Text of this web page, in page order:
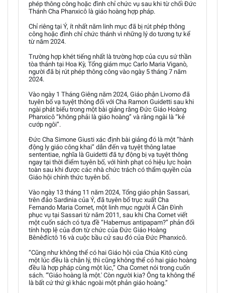
phép thông công hoặc đình chỉ chức vụ sau khi từ chối Đức
Thánh Cha Phanxicô là giáo hoàng hợp pháp.
Chỉ riêng tại Ý, ít nhất năm linh mục đã bị rút phép thông
công hoặc đình chỉ chức thánh vì những lý do tương tự kể
từ năm 2024.
Trường hợp khét tiếng nhất là trường hợp của cựu sứ thần
tòa thánh tại Hoa Kỳ, Tổng giám mục Carlo Maria Viganò,
người đã bị rút phép thông công vào ngày 5 tháng 7 năm
2024.
Vào ngày 1 Tháng Giêng năm 2024, Giáo phận Livorno đã
tuyên bố vạ tuyệt thông đối với Cha Ramon Guidetti sau khi
ngài phát biểu trong một bài giảng rằng Đức Giáo Hoàng
Phanxicô “không phải là giáo hoàng” và rằng ngài là “kẻ
cướp ngôi”.
Đức Cha Simone Giusti xác định bài giảng đó là một “hành
động ly giáo công khai” dẫn đến vạ tuyệt thông latae
sententiae, nghĩa là Guidetti đã tự động bị vạ tuyệt thông
ngay tại thời điểm tuyên bố, với hình phạt có hiệu lực hoàn
toàn sau khi được các nhà chức trách có thẩm quyền của
Giáo hội chính thức tuyên bố.
Vào ngày 13 tháng 11 năm 2024, Tổng giáo phận Sassari,
trên đảo Sardinia của Ý, đã tuyên bố trục xuất Cha
Fernando Maria Cornet, một linh mục người Á Căn Đình
phục vụ tại Sassari từ năm 2011, sau khi Cha Cornet viết
một cuốn sách có tựa đề “Habemus antipapam?” phản đối
tính hợp lệ của đơn từ chức của Đức Giáo Hoàng
Bênêđíctô 16 và cuộc bầu cử sau đó của Đức Phanxicô.
“Cũng như không thể có hai Giáo hội của Chúa Kitô cùng
một lúc đều là chân lý, thì cũng không thể có hai giáo hoàng
đều là hợp pháp cùng một lúc,” Cha Cornet nói trong cuốn
sách. “'Giáo hoàng là một.' Còn người kia? Ông ta không thể
là bất cứ thứ gì khác ngoài một phản giáo hoàng.”